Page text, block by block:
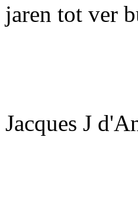
jaren tot ver
Jacques J